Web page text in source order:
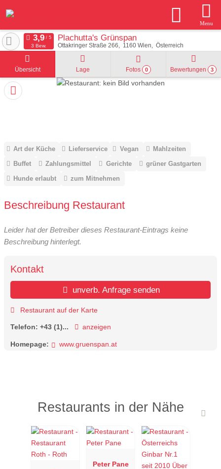
Menu
Plachutta's Grünspan
Ottakringer Straße 266 1160 Wien Österreich
3 Bew.
Übersicht Lage Fotos 0 Bewertungen 3
Art der Küche Lieferservice Vegan
Mahlzeiten
Buffet
Zahlungsmittel Gerichte
grüner Gastgarten
Hunde erlaubt
zum Mitnehmen
Beschreibung Restaurant
Leider hat der Betreiber dieses Restaurant-Eintrags keine
Beschreibung hinterlegt.
Kontakt
unverb. Anfrage senden
Restaurant auf der Karte
Telefon: +43 (1)... anzeigen
Homepage: www.gruenspan.at
Restaurants in der Nähe
Peter Pane